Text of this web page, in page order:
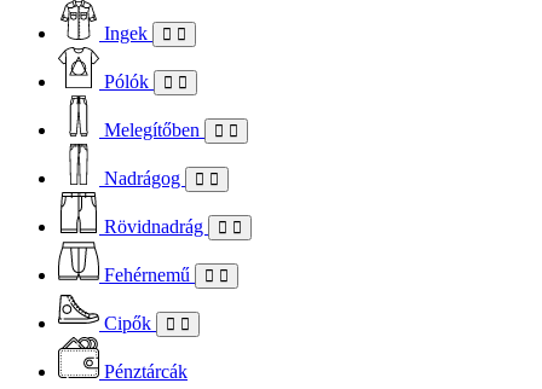
Ingek
Pólók
Melegítőben
Nadrágog
Rövidnadrág
Fehérnemű
Cipők
Pénztárcák